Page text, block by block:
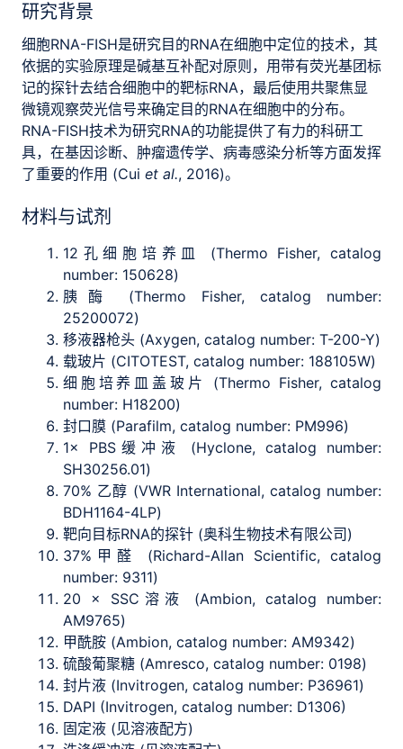
研究背景
细胞RNA-FISH是研究目的RNA在细胞中定位的技术，其
依据的实验原理是碱基互补配对原则，用带有荧光基团标
记的探针去结合细胞中的靶标RNA，最后使用共聚焦显
微镜观察荧光信号来确定目的RNA在细胞中的分布。
RNA-FISH技术为研究RNA的功能提供了有力的科研工
具，在基因诊断、肿瘤遗传学、病毒感染分析等方面发挥
了重要的作用 (Cui et al., 2016)。
材料与试剂
12孔细胞培养皿 (Thermo Fisher, catalog
number: 150628)
胰酶 (Thermo Fisher, catalog number:
25200072)
移液器枪头 (Axygen, catalog number: T-200-Y)
载玻片 (CITOTEST, catalog number: 188105W)
细胞培养皿盖玻片 (Thermo Fisher, catalog
number: H18200)
封口膜 (Parafilm, catalog number: PM996)
1× PBS缓冲液 (Hyclone, catalog number:
SH30256.01)
70% 乙醇 (VWR International, catalog number:
BDH1164-4LP)
靶向目标RNA的探针 (奥科生物技术有限公司)
37%甲醛 (Richard-Allan Scientific, catalog
number: 9311)
20 × SSC溶液 (Ambion, catalog number:
AM9765)
甲酰胺 (Ambion, catalog number: AM9342)
硫酸葡聚糖 (Amresco, catalog number: 0198)
封片液 (Invitrogen, catalog number: P36961)
DAPI (Invitrogen, catalog number: D1306)
固定液 (见溶液配方)